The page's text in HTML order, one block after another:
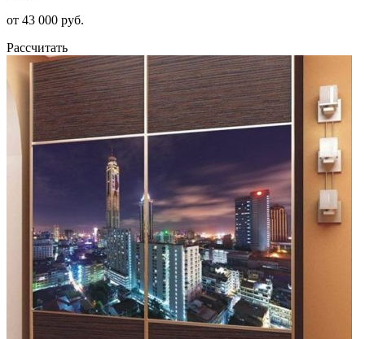
от 43 000 руб.
Рассчитать